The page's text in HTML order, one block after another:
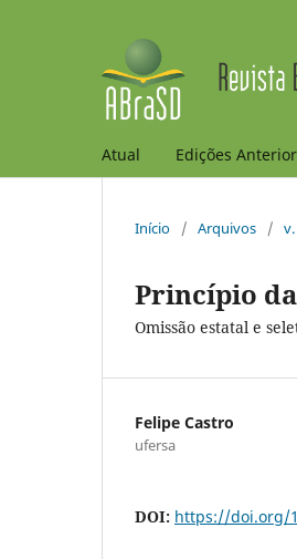
Atual Edições
Início / Arquivos /
Princípio
Omissão estatal e
Felipe Castro
ufersa
DOI: https://doi.org/